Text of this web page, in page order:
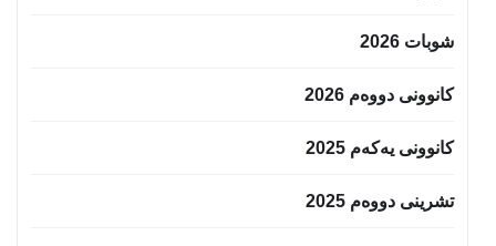
شوبات 2026
کانوونی دووەم 2026
کانوونی یەکەم 2025
تشرینی دووەم 2025